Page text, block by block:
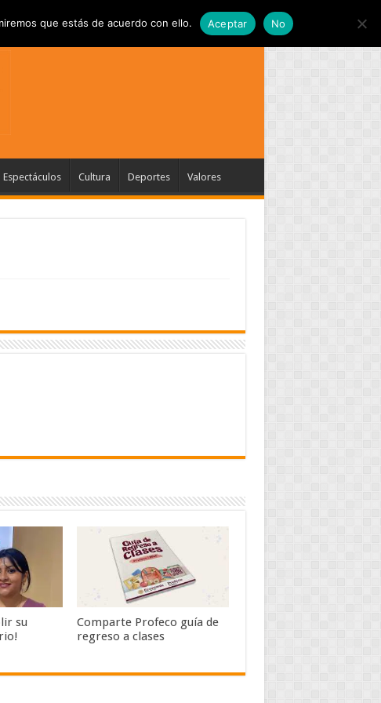
Espectáculos Cultura Deportes Valores
su
Comparte Profeco guía de
regreso a clases
que estás de acuerdo con ello. Aceptar No